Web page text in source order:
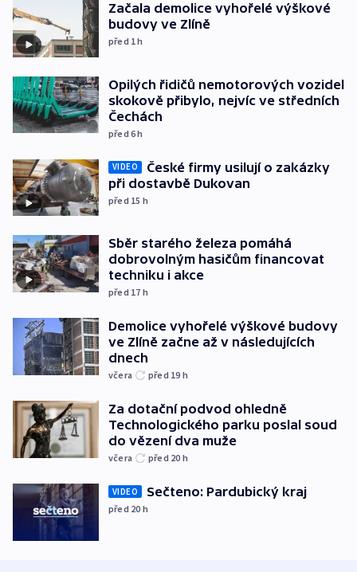
Začala demolice vyhořelé výškové
budovy ve Zlíně
před 1h
Opilých řidičů nemotorových vozidel
skokově přibylo, nejvíc ve středních
Čechách
před 6h
VIDEO
České firmy usilují o zakázky
při dostavbě Dukovan
před 15 h
Sběr starého železa pomáhá
dobrovolným hasičům financovat
techniku i akce
před 17 h
Demolice vyhořelé výškové budovy
ve Zlíně začne až v následujících
dnech
včera před 19 h
Za dotační podvod ohledně
Technologického parku poslal soud
do vězení dva muže
včera před 20 h
VIDEO Sečteno: Pardubický kraj
před 20 h